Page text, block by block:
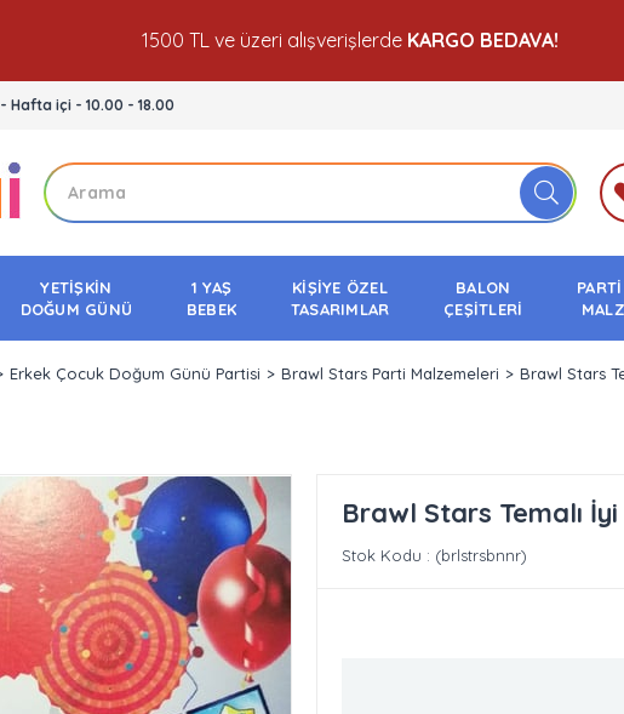
1500 TL ve üzeri alışverişlerde KARGO BEDAVA!
- Hafta içi - 10.00 - 18.00
YETİŞKİN
DOĞUM GÜNÜ
1 YAŞ
BEBEK
KİŞİYE ÖZEL
TASARIMLAR
BALON
ÇEŞİTLERİ
Erkek Çocuk Doğum Günü Partisi Brawl Stars Parti Malzemeleri Brawl Stars
Brawl Stars Temalı
Stok Kodu (brlstrsbnnr)